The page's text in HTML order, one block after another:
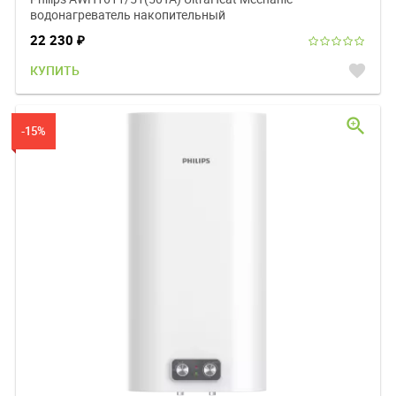
водонагреватель накопительный
22 230 ₽
КУПИТЬ favorite
-15% zoom_in